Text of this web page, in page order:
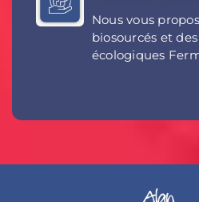
Nous vous
biosourcés et
écologiques